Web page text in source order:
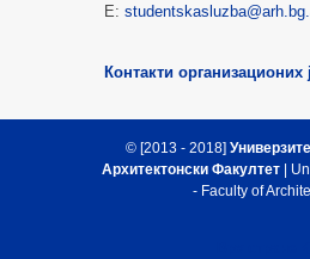
Е:
Контакти организационих
© [2013 - 2018]
Архитектонски Факултет |
- Faculty of